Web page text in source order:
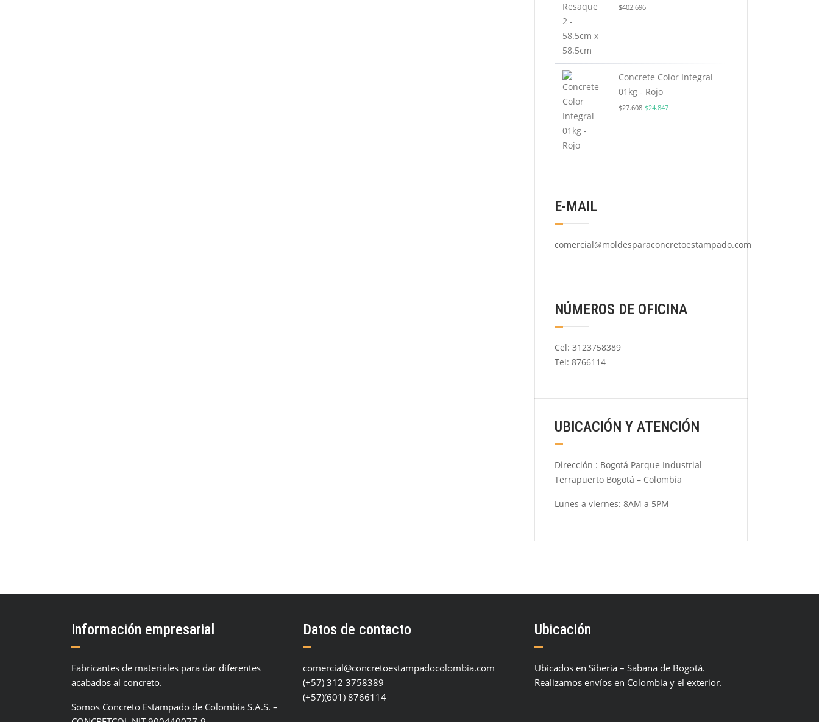
$402.696
Concrete Color Integral
01kg - Rojo
$27.608 Original
$24.847Current
E-MAIL
comercial@moldesparaconcretoestampado.com
NÚMEROS DE OFICINA
Cel: 3123758389
Tel: 8766114
UBICACIÓN Y ATENCIÓN
Dirección : Bogotá Parque Industrial
Terrapuerto Bogotá – Colombia
Lunes a viernes: 8AM a 5PM
Información empresarial
Fabricantes de materiales para dar diferentes
acabados al concreto.
Somos Concreto Estampado de Colombia S.A.S. –
Datos de contacto
comercial@concretoestampadocolombia.com
(+57) 312 3758389
(+57)(601) 8766114
Ubicación
Ubicados en Siberia – Sabana de Bogotá.
Realizamos envíos en Colombia y el exterior.